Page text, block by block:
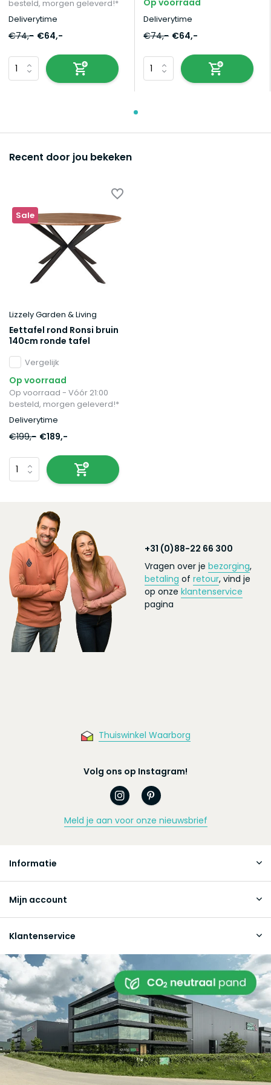
besteld, morgen geleverd!*
Deliverytime
€74,- €64,-
Deliverytime
€74,- €64,-
Recent door jou bekeken
Sale
Lizzely Garden & Living
Eettafel rond Ronsi bruin
140cm ronde tafel
Vergelijk
Op voorraad
Op voorraad - Vóór 21:00
besteld, morgen geleverd!*
Deliverytime
€199,- €189,-
+31 (0)88-22 66 300
Vragen over je bezorging,
betaling of retour, vind je
op onze klantenservice
pagina
Thuiswinkel Waarborg
Volg ons op Instagram!
Meld je aan voor onze nieuwsbrief
Informatie
Mijn account
Klantenservice